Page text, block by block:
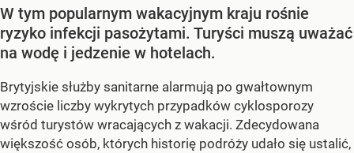
W tym popularnym wakacyjnym kraju rośnie
ryzyko infekcji pasożytami. Turyści muszą uważać
na wodę i jedzenie w hotelach.
Brytyjskie służby sanitarne alarmują po gwałtownym
wzroście liczby wykrytych przypadków cyklosporozy
wśród turystów wracających z wakacji. Zdecydowana
większość osób, których historię podróży udało się ustalić,